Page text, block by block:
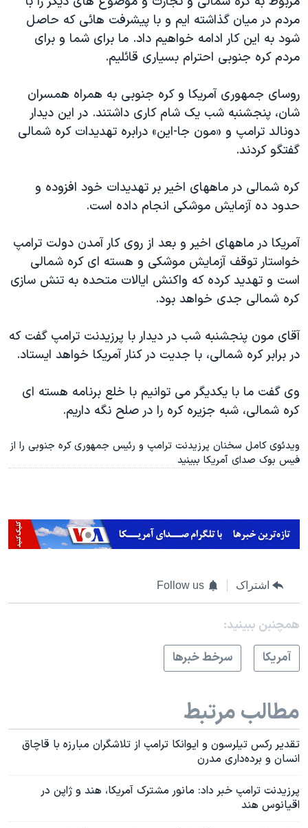
مردم در میان گذاشته ایم و با پیشرفت هائی که حاصل
شود به این کار ادامه خواهیم داد. ما برای شما و برای
مردم کره جنوبی احترام بسیاری قائلیم.
روسای جمهوری آمریکا و کره جنوبی به همراه همسران
شان، پنجشنبه شب یک شام کاری داشتند. در این دیدار
دونالد ترامپ و «مون جا-این» درابره تهدیدات کره شمالی
گفتگو کردند.
کره شمالی در ماههای اخیر بر تهدیدات خود افزوده و
حدود ده آزمایش موشکی انجام داده است.
آمریکا در ماههای اخیر و بعد از روی کار آمدن دولت ترامپ
خواستار توقف آزمایش موشکی و هسته ای کره شمالی
است و تهدید کرده که واکنش ایالات متحده به تنش سازی
کره شمالی جدی خواهد بود.
آقای مون پنجشنبه شب در دیدار با پرزیدنت ترامپ گفت که
در برابر کره شمالی، با جدیت در کنار آمریکا خواهد ایستاد.
وی گفت ما با یکدیگر می توانیم با خلع برنامه هسته ای
کره شمالی، شبه جزیره کره را در صلح نگه داریم.
ویدئوی کامل سخنان پرزیدنت ترامپ و رئیس جمهوری کره جنوبی را از
فیس بوک صدای آمریکا ببینید
اشتراک Follow us
همچنبن ببینید:
آمريکا
سرخط خبرها
مطالب مرتبط
تقدیر رکس تیلرسون و ایوانکا ترامپ از تلاشگران مبارزه با قاچاق
انسان و برده‌داری مدرن
پرزیدنت ترامپ خبر داد: مانور مشترک آمریکا، هند و ژاپن در
اقیانوس هند